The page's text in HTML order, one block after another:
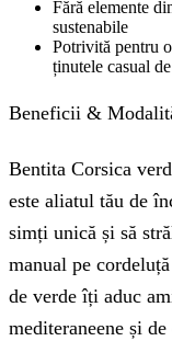
Fără elemente
sustenabile
Potrivită pentru
ținutele casual
Beneficii &
Bentita Corsica
este aliatul tău de
simți unică și să
manual pe
de verde îți aduc
mediteraneene și